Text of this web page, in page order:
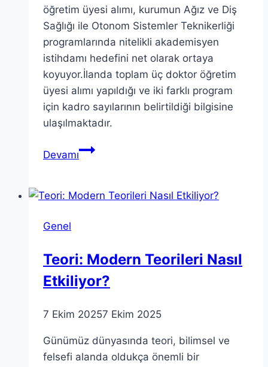
öğretim üyesi alımı, kurumun Ağız ve Diş
Sağlığı ile Otonom Sistemler Teknikerliği
programlarında nitelikli akademisyen
istihdamı hedefini net olarak ortaya
koyuyor.İlanda toplam üç doktor öğretim
üyesi alımı yapıldığı ve iki farklı program
için kadro sayılarının belirtildiği bilgisine
ulaşılmaktadır.
Devamıİzmir
Yüksekokulu
alımı
Genel
Teori: Modern Teorileri Nasıl
Etkiliyor?
7 Ekim 20257 Ekim 2025
Günümüz dünyasında teori, bilimsel ve
felsefi alanda oldukça önemli bir